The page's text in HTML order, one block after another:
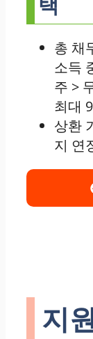
총 채
소득
주 >
최대
상환
지 연
지